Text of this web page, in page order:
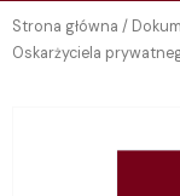
Strona główna /
Oskarżyciela